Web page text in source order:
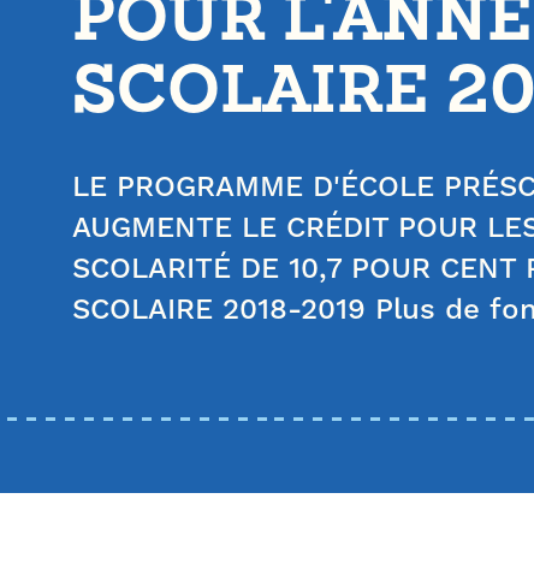
POUR
SCOLAIRE
LE PROGRAMME D'ÉCOLE
AUGMENTE LE CRÉDIT POUR
SCOLARITÉ DE 10,7 POUR CENT
SCOLAIRE 2018-2019 Plus de